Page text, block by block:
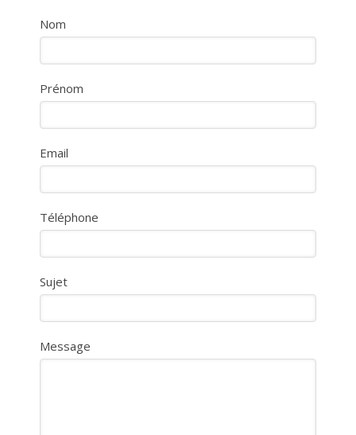
Nom
Prénom
Email
Téléphone
Sujet
Message